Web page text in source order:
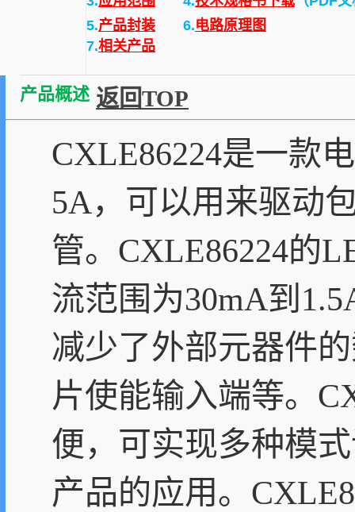
5.产品封装 6.电路原理图
7.相关产品
产品概述 返回TOP
CXLE86224是一款
5A，可以用来驱动
管。CXLE86224的
流范围为30mA到
减少了外部元器件
片使能输入端等。
便，可实现多种模
产品的应用。